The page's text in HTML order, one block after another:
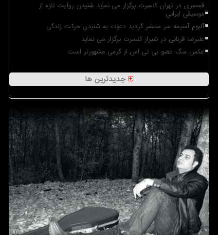
قمصری در تهران کنسرت برگزار می نماید شنیدن روایت تازه از
موسیقی ایرانی
آلبوم آسیمه سر منتشر گردید دعوت به شنیدن حرکت زندگی
علیرضا قربانی در شیراز کنسرت برگزار می نماید
عکس سگ عضو بی تی اس از گرمی مشهورتر است
جدیدترین ها